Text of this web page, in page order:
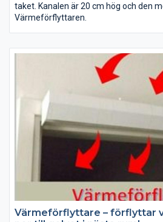
taket. Kanalen är 20 cm hög och den
Värmeförflyttaren.
Värmeförflyttare – förflyttar